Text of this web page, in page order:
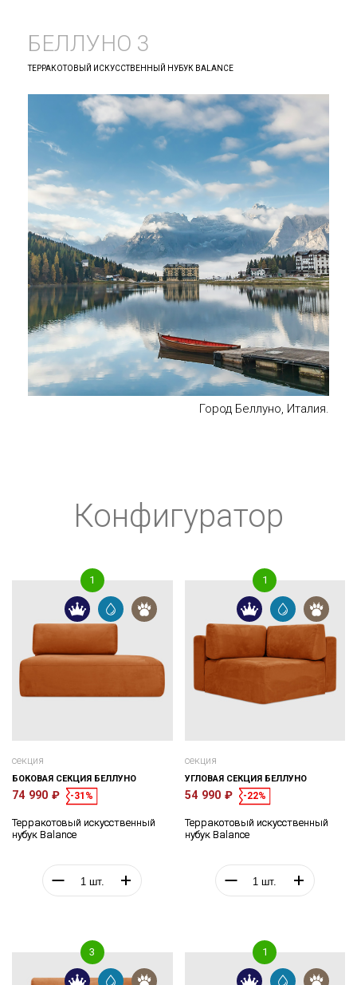
БЕЛЛУНО 3
ТЕРРАКОТОВЫЙ ИСКУССТВЕННЫЙ НУБУК BALANCE
Город Беллуно, Италия.
Конфигуратор
секция
БОКОВАЯ СЕКЦИЯ БЕЛЛУНО
74 990 ₽ -31%
Терракотовый искусственный
нубук Balance
секция
УГЛОВАЯ СЕКЦИЯ БЕЛЛУНО
54 990 ₽ -22%
Терракотовый искусственный
нубук Balance